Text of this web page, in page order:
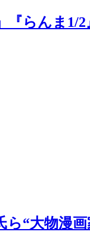
『らんま
“大物漫